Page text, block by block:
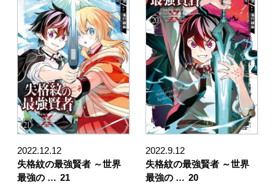
2022.12.12
失格紋の最強賢者 ～世界
最強の … 21
2022.9.12
失格紋の最強賢者 ～世界
最強の … 20